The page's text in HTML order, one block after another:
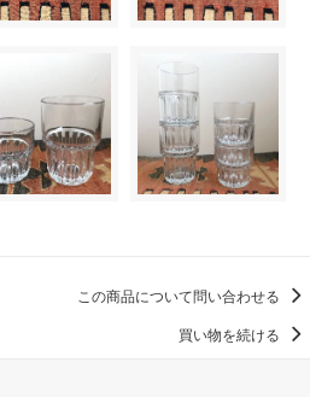
この商品について問い合わせる
買い物を続ける